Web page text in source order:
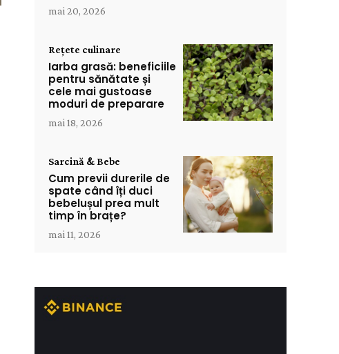
mai 20, 2026
Rețete culinare
Iarba grasă: beneficiile
pentru sănătate și
cele mai gustoase
moduri de preparare
mai 18, 2026
Sarcină & Bebe
Cum previi durerile de
spate când îți duci
bebelușul prea mult
timp în brațe?
mai 11, 2026